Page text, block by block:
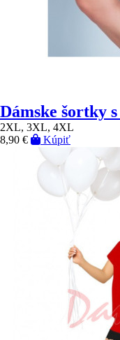
Dámske šortky
2XL, 3XL, 4XL
8,90 €
Kúpiť